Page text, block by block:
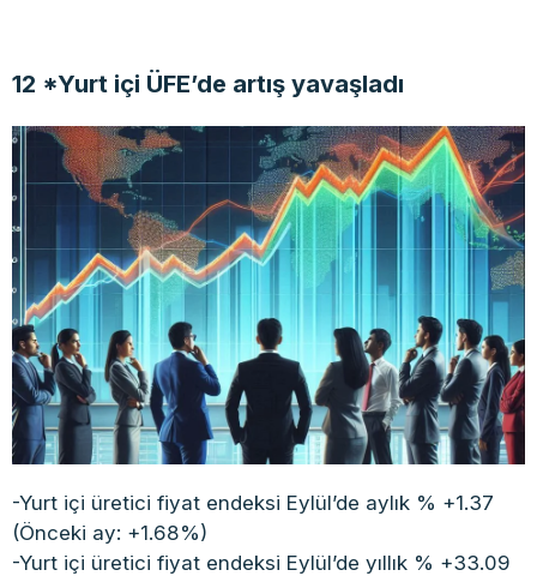
12 *Yurt içi ÜFE’de artış yavaşladı
-Yurt içi üretici fiyat endeksi Eylül’de aylık % +1.37
(Önceki ay: +1.68%)
-Yurt içi üretici fiyat endeksi Eylül’de yıllık % +33.09